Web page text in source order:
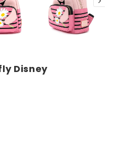
Disney